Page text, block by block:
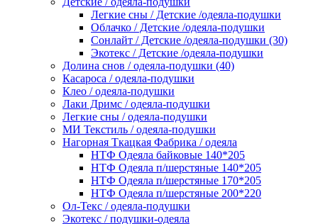
Легкие сны / Детские /одеяла-подушки
Облачко / Детские /одеяла-подушки
Сонлайт / Детские /одеяла-подушки (30)
Экотекс / Детские /одеяла-подушки
Долина снов / одеяла-подушки (40)
Касароса / одеяла-подушки
Клео / одеяла-подушки
Лаки Дримс / одеяла-подушки
Легкие сны / одеяла-подушки
МИ Текстиль / одеяла-подушки
Нагорная Ткацкая Фабрика / одеяла
НТФ Одеяла байковые 140*205
НТФ Одеяла п/шерстяные 140*205
НТФ Одеяла п/шерстяные 170*205
НТФ Одеяла п/шерстяные 200*220
Ол-Текс / одеяла-подушки
Экотекс / подушки-одеяла